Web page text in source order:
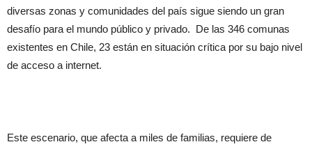
diversas zonas y comunidades del país sigue siendo un gran
desafío para el mundo público y privado. De las 346 comunas
existentes en Chile, 23 están en situación crítica por su bajo nivel
de acceso a internet.
Este escenario, que afecta a miles de familias, requiere de